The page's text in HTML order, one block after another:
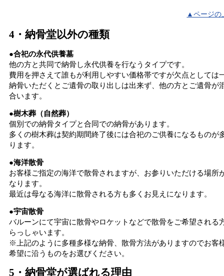
▲ページの
4・納骨堂以外の種類
●合祀の永代供養墓
他の方と共同で納骨し永代供養を行なうタイプです。
費用を押さえて誰もが利用しやすい価格帯ですが欠点としては
納骨いただくとご遺骨の取り出しは出来ず、他の方とご遺骨が
合います。
●樹木葬（自然葬）
個別での納骨タイプと合同での納骨があります。
多くの樹木葬は契約期間終了後には合祀のご供養になるものが
ります。
●海洋散骨
お客様ご指定の海洋で散骨されますが、お参りいただける場所
なります。
最近は母なる海洋に散骨される方も多くお見えになります。
●宇宙散骨
バルーンにて宇宙に散骨やロケットなどで散骨をご希望される
らっしゃいます。
※上記のように多種多様な納骨、散骨方法がありますのでお客
希望に沿うものをお選びください。
5・納骨堂が選ばれる理由